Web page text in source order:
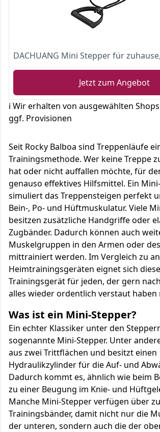
Jetzt zum Angebot
ℹ️ Wir erhalten von ausgewählten
ggf. Provisionen
Seit Rocky Balboa sind Treppenläufe
Trainingsmethode. Wer keine Treppe
hat oder nicht auffallen möchte, für
genauso effektives Hilfsmittel. Ein
simuliert das Treppensteigen perfekt
Bein-, Po- und Hüftmuskulatur. Viele
besitzen zusätzliche Handgriffe oder
Zugbänder. Dadurch können auch
Muskelgruppen in den Armen oder
mittrainiert werden. Im Vergleich zu
Heimtrainingsgeräten eignet sich
Trainingsgerät für jeden, der gern
alles wieder ordentlich verstaut haben
Was ist ein Mini-Stepper?
Ein echter Klassiker unter den
sogenannte Mini-Stepper. Unter
aus zwei Trittflächen und besitzt einen
Hydraulikzylinder für die Auf- und
Dadurch kommt es, ähnlich wie beim
zu einer Beugung im Knie- und
Manche Mini-Stepper verfügen über
Trainingsbänder, damit nicht nur die
der unteren, sondern auch die der